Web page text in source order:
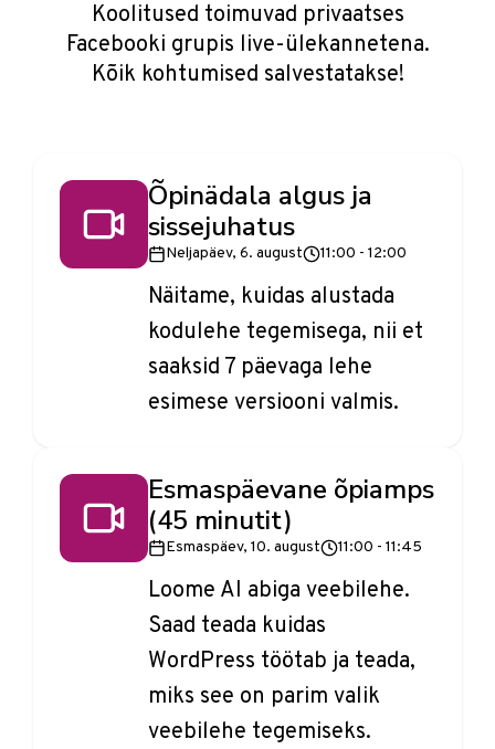
Koolitused toimuvad privaatses
Facebooki grupis live-ülekannetena.
Kõik kohtumised salvestatakse!
Õpinädala algus ja
sissejuhatus
Neljapäev, 6. august 11:00 - 12:00
Näitame, kuidas alustada
kodulehe tegemisega, nii et
saaksid 7 päevaga lehe
esimese versiooni valmis.
Esmaspäevane õpiamps
(45 minutit)
Esmaspäev, 10. august 11:00 - 11:45
Loome AI abiga veebilehe.
Saad teada kuidas
WordPress töötab ja teada,
miks see on parim valik
veebilehe tegemiseks.